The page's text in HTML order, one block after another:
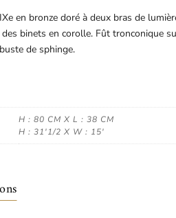
en bronze doré à deux bras de
binets en corolle. Fût tronconique
de sphinge.
H : 80 CM X L : 38 CM
H : 31'1/2 X W : 15'